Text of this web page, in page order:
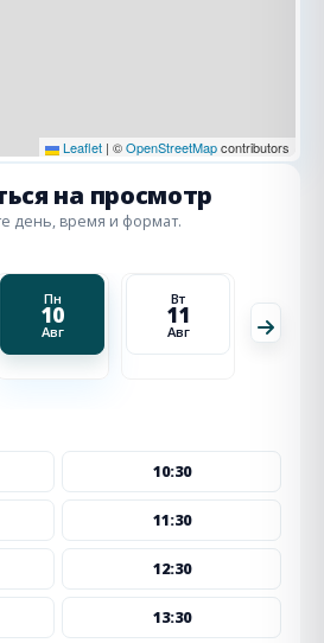
Leaflet | ©OpenStreetMapcontributors
на просмотр
день, время и формат.
Пн
10
Авг
Вт
11
Авг
10:30
11:30
12:30
13:30